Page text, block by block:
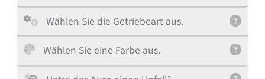
Wählen Sie die Getriebeart aus.
Wählen Sie eine Farbe aus.